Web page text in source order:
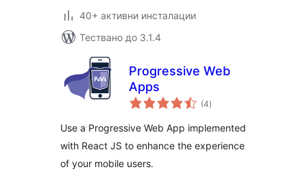
40+ активни инсталации
Тествано до 3.1.4
Progressive Web
Apps
(4общо
оценки
)
Use a Progressive Web App implemented
with React JS to enhance the experience
of your mobile users.